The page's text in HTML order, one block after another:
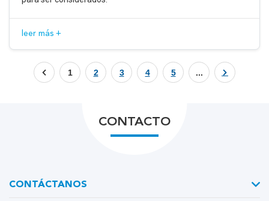
leer más +
1 2 3 4 5 ...
CONTACTO
CONTÁCTANOS